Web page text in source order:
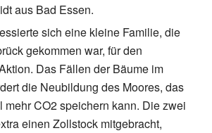
aus Bad Essen.
sich eine kleine Familie, die
gekommen war, für den
Das Fällen der Bäume im
die Neubildung des Moores, das
mehr CO2 speichern kann. Die zwei
einen Zollstock mitgebracht,